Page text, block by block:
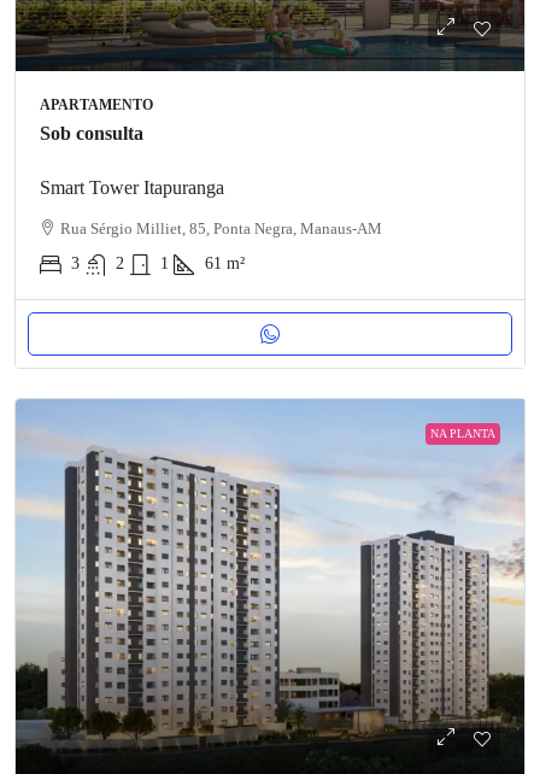
APARTAMENTO
Sob consulta
Smart Tower Itapuranga
Rua Sérgio Milliet, 85, Ponta Negra, Manaus-AM
3
2 1 61 m²
NA PLANTA